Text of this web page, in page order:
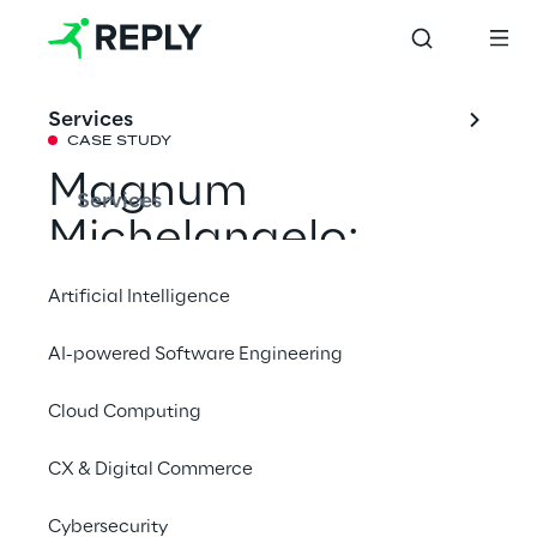
Services
Services
Artificial Intelligence
AI-powered Software Engineering
Cloud Computing
CX & Digital Commerce
Cybersecurity
CASE STUDY
Magnum
Michelangelo:
Social-Media-
Kampagne & AR-
Magnum wollte bei der
„Magnum Michelangelo“ auf die kulturelle